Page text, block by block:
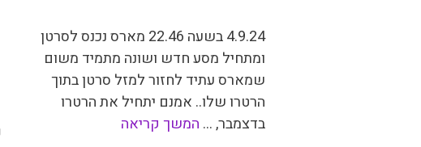
4.9.24 בשעה 22.46 מארס נכנס לסרטן
ומתחיל מסע חדש ושונה מתמיד משום
שמארס עתיד לחזור למזל סרטן בתוך
הרטרו שלו.. אמנם יתחיל את הרטרו
בדצמבר, … המשך קריאה